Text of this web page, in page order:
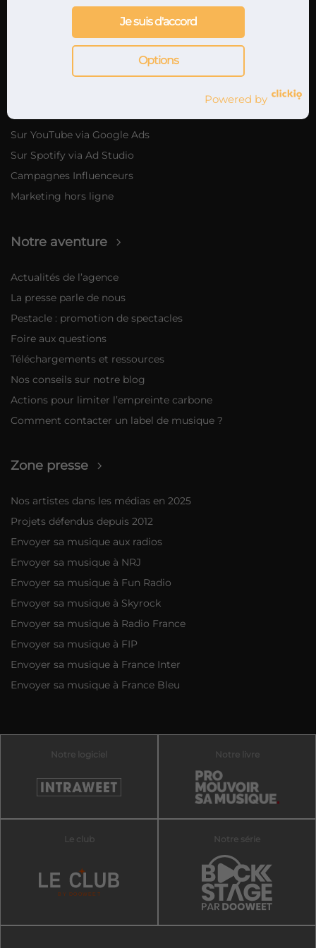
Marketing musical
Nos offres de marketing musical
Sur YouTube via Google Ads
Sur Spotify via Ad Studio
Campagnes Influenceurs
Marketing hors ligne
Notre aventure
Actualités de l’agence
La presse parle de nous
Pestacle : promotion de spectacles
Foire aux questions
Téléchargements et ressources
Nos conseils sur notre blog
Actions pour limiter l’empreinte carbone
Comment contacter un label de musique ?
Zone presse
Nos artistes dans les médias en 2025
Projets défendus depuis 2012
Envoyer sa musique aux radios
Envoyer sa musique à NRJ
Envoyer sa musique à Fun Radio
Envoyer sa musique à Skyrock
Envoyer sa musique à Radio France
Envoyer sa musique à FIP
Envoyer sa musique à France Inter
Envoyer sa musique à France Bleu
Notre logiciel Notre livre
Le club Notre série
Options
Je suis d'accord
Powered by